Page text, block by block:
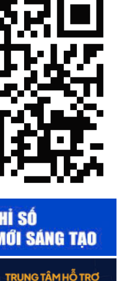
mới, công nghệ tương lai
bạn bè trong nước và quốc tế
chuyên ngành Cà phê và sản
trưởng kinh tế - xã hội năm
năm Chiến thắng Buôn Ma
(10/3/1975 - 10/3/2025)"